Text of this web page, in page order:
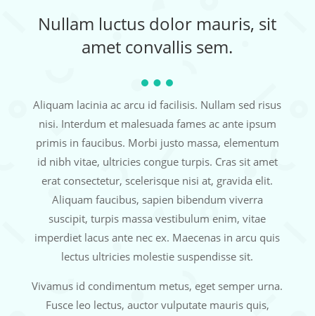
Nullam luctus dolor mauris, sit
amet convallis sem.
Aliquam lacinia ac arcu id facilisis. Nullam sed risus
nisi. Interdum et malesuada fames ac ante ipsum
primis in faucibus. Morbi justo massa, elementum
id nibh vitae, ultricies congue turpis. Cras sit amet
erat consectetur, scelerisque nisi at, gravida elit.
Aliquam faucibus, sapien bibendum viverra
suscipit, turpis massa vestibulum enim, vitae
imperdiet lacus ante nec ex. Maecenas in arcu quis
lectus ultricies molestie suspendisse sit.
Vivamus id condimentum metus, eget semper urna.
Fusce leo lectus, auctor vulputate mauris quis,